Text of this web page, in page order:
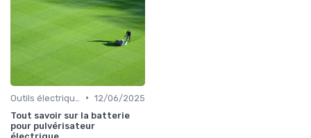
• 12/06/2025
Tout savoir sur la batterie
pour pulvérisateur